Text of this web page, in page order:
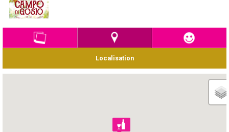
Localisation